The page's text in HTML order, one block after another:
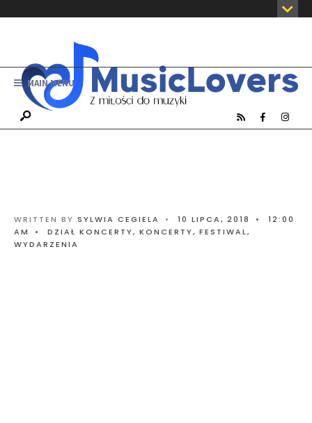
MAIN MENU
WRITTEN BY SYLWIA CEGIELA • 10 LIPCA, 2018 •
12:00
AM
• DZIAŁ KONCERTY, KONCERTY, FESTIWAL,
WYDARZENIA